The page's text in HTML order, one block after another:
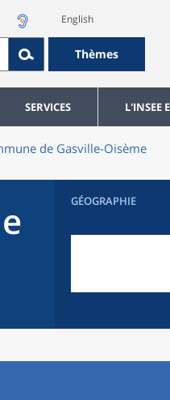
English
Thèmes
SERVICES L'INSEE
de Gasville-Oisème
GÉOGRAPHIE